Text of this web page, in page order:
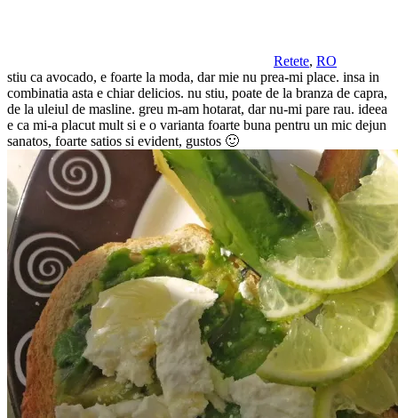
Retete, RO
stiu ca avocado, e foarte la moda, dar mie nu prea-mi place. insa in
combinatia asta e chiar delicios. nu stiu, poate de la branza de capra,
de la uleiul de masline. greu m-am hotarat, dar nu-mi pare rau. ideea
e ca mi-a placut mult si e o varianta foarte buna pentru un mic dejun
sanatos, foarte satios si evident, gustos 🙂